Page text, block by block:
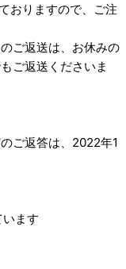
おりますので、ご注
ご返送は、お休みの
ご返送くださいま
ご返答は、2022年1
ます